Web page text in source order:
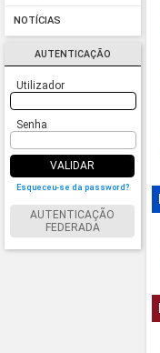
NOTÍCIAS
AUTENTICAÇÃO
Utilizador
Senha
VALIDAR
Esqueceu-se da password?
AUTENTICAÇÃO
FEDERADA